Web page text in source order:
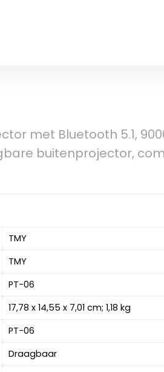
met Bluetooth 5.1,
buitenprojector,
‎TMY
‎TMY
‎PT-06
‎17,78 x 14,55 x 7,01 cm; 1,18 kg
‎PT-06
‎Draagbaar